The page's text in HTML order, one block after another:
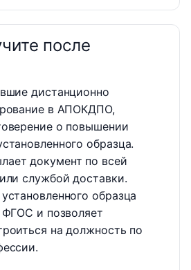
после
дистанционно
в АПОКДПО,
о повышении
образца.
документ по всей
службой доставки.
образца
ФГОС и позволяет
на должность по